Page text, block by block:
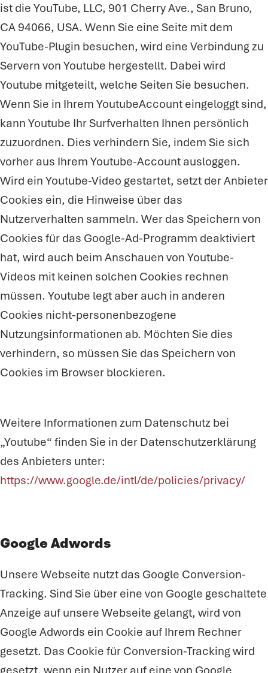
ist die YouTube, LLC, 901 Cherry Ave., San Bruno,
CA 94066, USA. Wenn Sie eine Seite mit dem
YouTube-Plugin besuchen, wird eine Verbindung zu
Servern von Youtube hergestellt. Dabei wird
Youtube mitgeteilt, welche Seiten Sie besuchen.
Wenn Sie in Ihrem YoutubeAccount eingeloggt sind,
kann Youtube Ihr Surfverhalten Ihnen persönlich
zuzuordnen. Dies verhindern Sie, indem Sie sich
vorher aus Ihrem Youtube-Account ausloggen.
Wird ein Youtube-Video gestartet, setzt der Anbieter
Cookies ein, die Hinweise über das
Nutzerverhalten sammeln. Wer das Speichern von
Cookies für das Google-Ad-Programm deaktiviert
hat, wird auch beim Anschauen von Youtube-
Videos mit keinen solchen Cookies rechnen
müssen. Youtube legt aber auch in anderen
Cookies nicht-personenbezogene
Nutzungsinformationen ab. Möchten Sie dies
verhindern, so müssen Sie das Speichern von
Cookies im Browser blockieren.
Weitere Informationen zum Datenschutz bei
„Youtube“ finden Sie in der Datenschutzerklärung
des Anbieters unter:
https://www.google.de/intl/de/policies/privacy/
Google Adwords
Unsere Webseite nutzt das Google Conversion-
Tracking. Sind Sie über eine von Google geschaltete
Anzeige auf unsere Webseite gelangt, wird von
Google Adwords ein Cookie auf Ihrem Rechner
gesetzt. Das Cookie für Conversion-Tracking wird